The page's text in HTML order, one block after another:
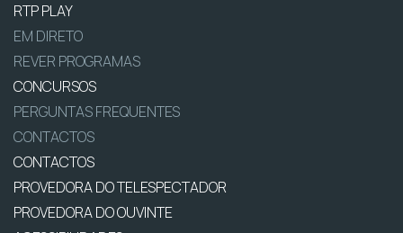
RTP PLAY
EM DIRETO
REVER PROGRAMAS
CONCURSOS
PERGUNTAS FREQUENTES
CONTACTOS
CONTACTOS
PROVEDORA DO TELESPECTADOR
PROVEDORA DO OUVINTE